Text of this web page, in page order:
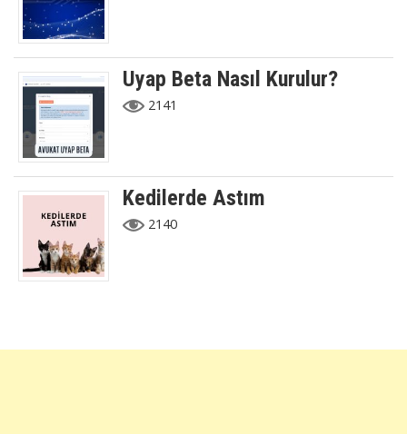
Uyap Beta Nasıl Kurulur?
2141
Kedilerde Astım
2140